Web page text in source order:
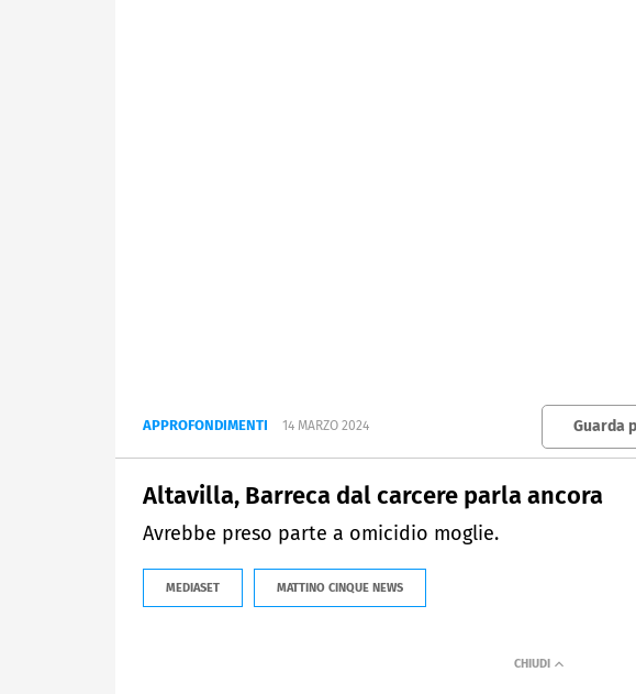
APPROFONDIMENTI 14 MARZO 2024 Guarda
Altavilla, Barreca dal carcere parla ancora
Avrebbe preso parte a omicidio moglie.
MEDIASET MATTINO CINQUE NEWS